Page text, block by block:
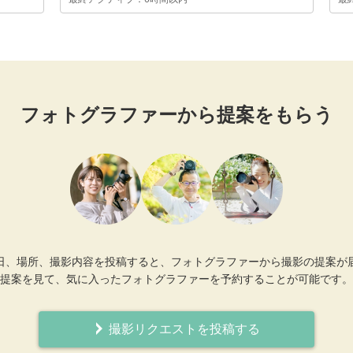
フォトグラファーから提案をもらう
、場所、撮影内容を投稿すると、フォトグラファーから撮影の提案が
提案を見て、気に入ったフォトグラファーを予約することが可能です。
撮影リクエストを投稿する